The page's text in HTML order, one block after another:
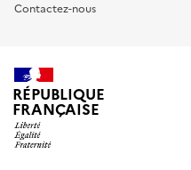
Contactez-nous
RÉPUBLIQUE
FRANÇAISE